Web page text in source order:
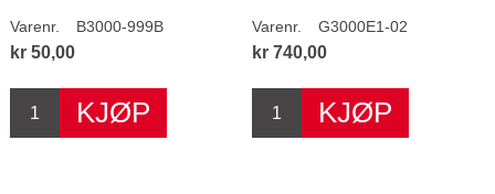
Varenr. B3000-999B
kr 50,00
Varenr. G3000E1-02
kr 740,00